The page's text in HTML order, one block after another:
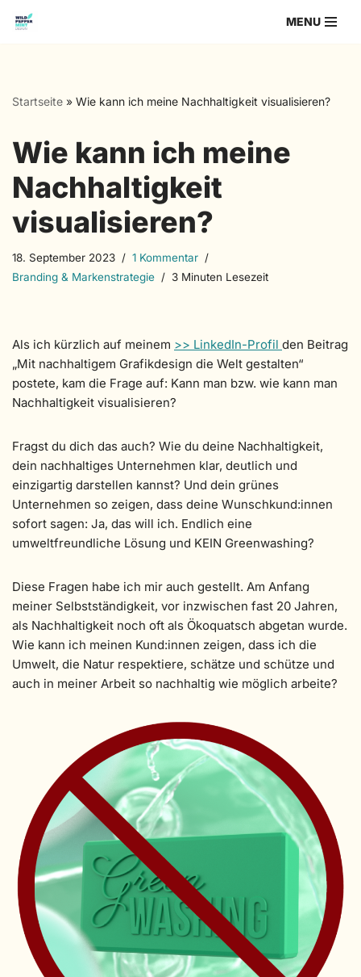
MENU
Startseite » Wie kann ich meine Nachhaltigkeit visualisieren?
Wie kann ich meine
Nachhaltigkeit
visualisieren?
18. September 2023
1 Kommentar
Branding & Markenstrategie
3 Minuten Lesezeit
Als ich kürzlich auf meinem >> LinkedIn-Profil den Beitrag
„Mit nachhaltigem Grafikdesign die Welt gestalten“
postete, kam die Frage auf: Kann man bzw. wie kann man
Nachhaltigkeit visualisieren?
Fragst du dich das auch? Wie du deine Nachhaltigkeit,
dein nachhaltiges Unternehmen klar, deutlich und
einzigartig darstellen kannst? Und dein grünes
Unternehmen so zeigen, dass deine Wunschkund:innen
sofort sagen: Ja, das will ich. Endlich eine
umweltfreundliche Lösung und KEIN Greenwashing?
Diese Fragen habe ich mir auch gestellt. Am Anfang
meiner Selbstständigkeit, vor inzwischen fast 20 Jahren,
als Nachhaltigkeit noch oft als Ökoquatsch abgetan wurde.
Wie kann ich meinen Kund:innen zeigen, dass ich die
Umwelt, die Natur respektiere, schätze und schütze und
auch in meiner Arbeit so nachhaltig wie möglich arbeite?